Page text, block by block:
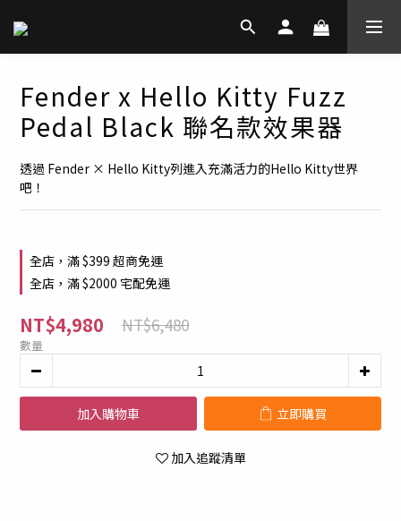
Fender x Hello Kitty Fuzz
Pedal Black 聯名款效果器
透過 Fender × Hello Kitty列進入充滿活力的Hello Kitty世界
吧！
全店，滿 $399 超商免運
全店，滿 $2000 宅配免運
NT$4,980 NT$6,480
數量
加入購物車 立即購買
加入追蹤清單